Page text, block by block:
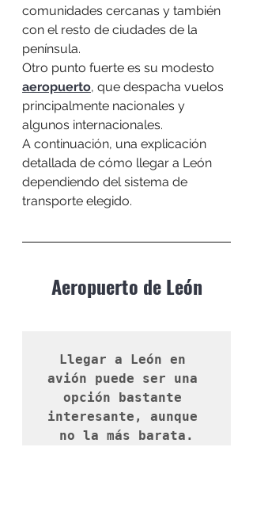
comunidades cercanas y también
con el resto de ciudades de la
península.
Otro punto fuerte es su modesto
aeropuerto, que despacha vuelos
principalmente nacionales y
algunos internacionales.
A continuación, una explicación
detallada de cómo llegar a León
dependiendo del sistema de
transporte elegido.
Aeropuerto de León
Llegar a León en
avión puede ser una
opción bastante
interesante, aunque
no la más barata.